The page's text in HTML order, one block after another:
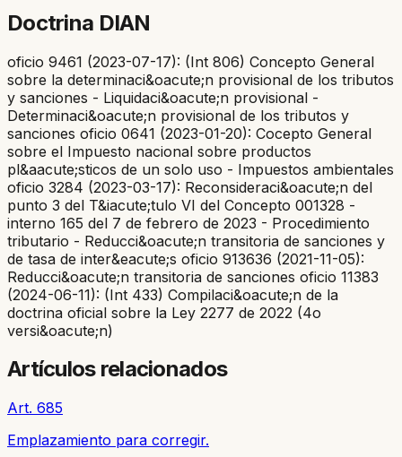
Doctrina DIAN
oficio 9461 (2023-07-17): (Int 806) Concepto General
sobre la determinaci&oacute;n provisional de los tributos
y sanciones - Liquidaci&oacute;n provisional -
Determinaci&oacute;n provisional de los tributos y
sanciones oficio 0641 (2023-01-20): Cocepto General
sobre el Impuesto nacional sobre productos
pl&aacute;sticos de un solo uso - Impuestos ambientales
oficio 3284 (2023-03-17): Reconsideraci&oacute;n del
punto 3 del T&iacute;tulo VI del Concepto 001328 -
interno 165 del 7 de febrero de 2023 - Procedimiento
tributario - Reducci&oacute;n transitoria de sanciones y
de tasa de inter&eacute;s oficio 913636 (2021-11-05):
Reducci&oacute;n transitoria de sanciones oficio 11383
(2024-06-11): (Int 433) Compilaci&oacute;n de la
doctrina oficial sobre la Ley 2277 de 2022 (4o
versi&oacute;n)
Artículos relacionados
Art. 685
Emplazamiento para corregir.